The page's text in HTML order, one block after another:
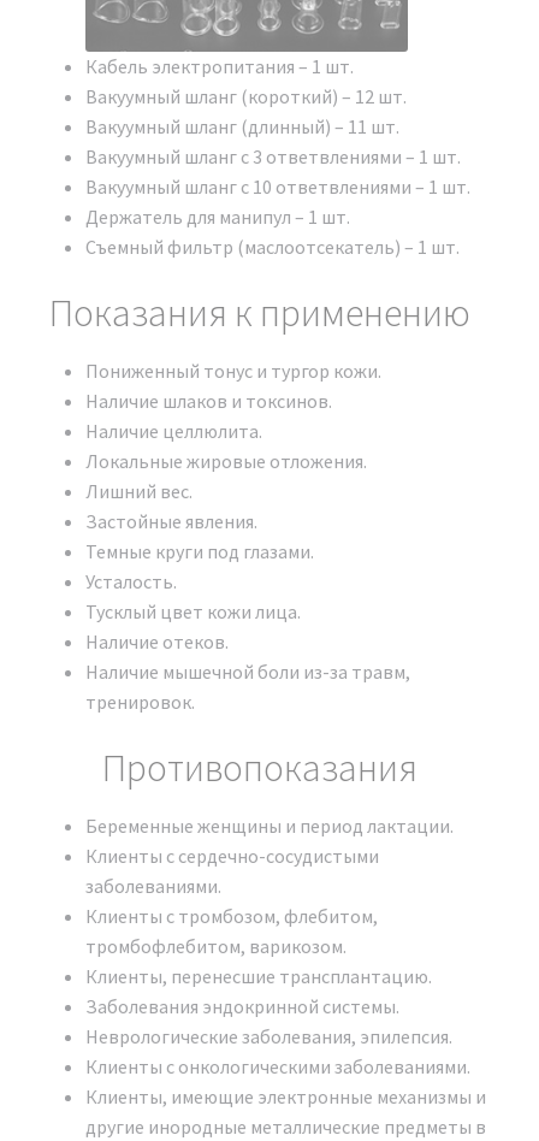
Сертификат о допуске
ДОКУМЕНТЫ
При покупке аппарата Аппарат BIO SPIDER
Модельный ряд 2024 г. вы получите документы в двух
форматах: электронную копию и оригиналы в
бумажном виде (по запросу). Кроме того, часть
сопроводительных документов будет доступна для
скачивания. Список документов:
Договор поставки и гарантийного
косметологической техники.
Сертификат соответствия (РСТ).
Декларация о соответствии и протоколы
испытания (EAC).
Сертификат подлинности аппарата Аппарат
BIO SPIDER Модельный ряд 2024 г..
Сертификат о прохождении обучения на
аппарате (выдается после успешной сдачи
экзамена).
Технический паспорт устройства.
Инструкция.
Кабель электропитания – 1 шт.
Вакуумный шланг (короткий) – 12 шт.
Вакуумный шланг (длинный) – 11 шт.
Вакуумный шланг с 3 ответвлениями – 1 шт.
Вакуумный шланг с 10 ответвлениями – 1 шт.
Держатель для манипул – 1 шт.
Съемный фильтр (маслоотсекатель) – 1 шт.
Показания к применению
Пониженный тонус и тургор кожи.
Наличие шлаков и токсинов.
Наличие целлюлита.
Локальные жировые отложения.
Лишний вес.
Застойные явления.
Темные круги под глазами.
Усталость.
Тусклый цвет кожи лица.
Наличие отеков.
Наличие мышечной боли из-за травм,
тренировок.
Противопоказания
Беременные женщины и период лактации.
Клиенты с сердечно-сосудистыми
заболеваниями.
Клиенты с тромбозом, флебитом,
тромбофлебитом, варикозом.
Клиенты, перенесшие трансплантацию.
Заболевания эндокринной системы.
Неврологические заболевания, эпилепсия.
Клиенты с онкологическими заболеваниями.
Клиенты, имеющие электронные механизмы и
другие инородные металлические предметы в